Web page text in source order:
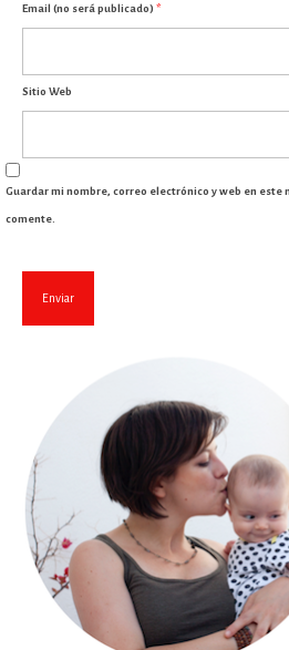
Email (no será publicado) *
Sitio Web
Guardar mi nombre, correo electrónico y web en este
comente.